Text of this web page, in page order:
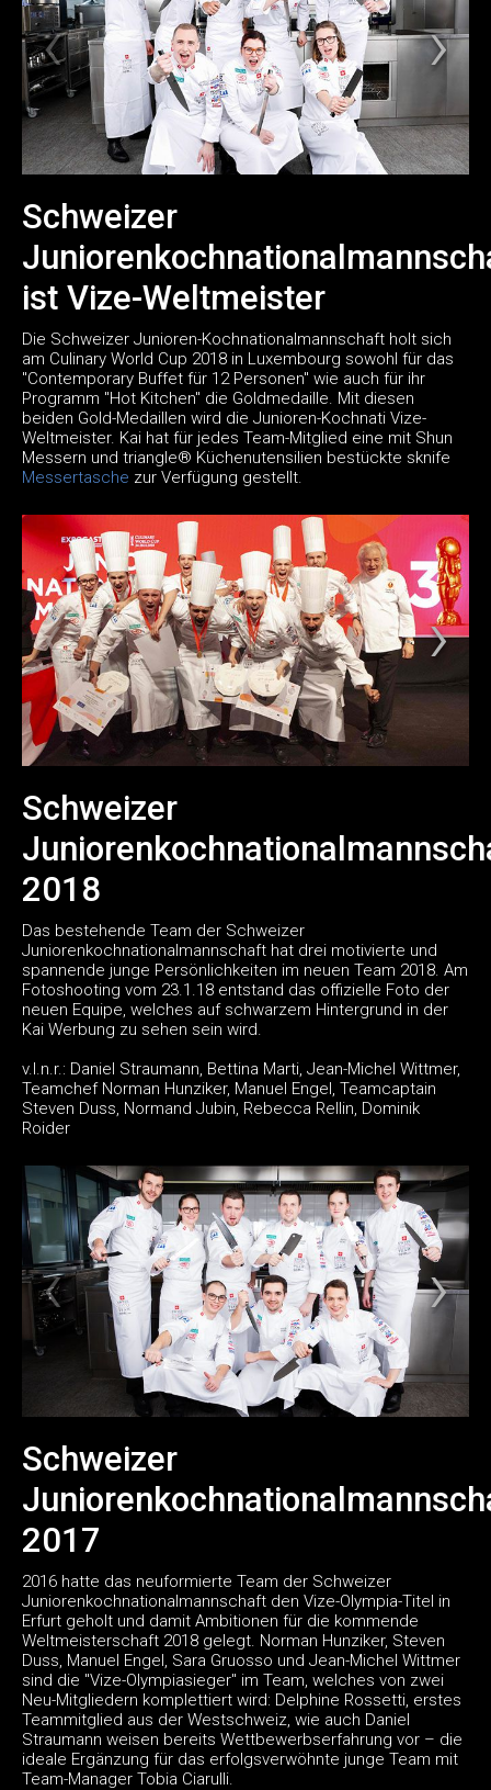
Schweizer
ist Vize-Weltmeister
Die Schweizer Junioren-Kochnationalmannschaft holt sich
am Culinary World Cup 2018 in Luxembourg sowohl für das
"Contemporary Buffet für 12 Personen" wie auch für ihr
Programm "Hot Kitchen" die Goldmedaille. Mit diesen
beiden Gold-Medaillen wird die Junioren-Kochnati Vize-
Weltmeister. Kai hat für jedes Team-Mitglied eine mit Shun
Messern und triangle® Küchenutensilien bestückte sknife
Messertasche zur Verfügung gestellt.
Schweizer
2018
Das bestehende Team der Schweizer
Juniorenkochnationalmannschaft hat drei motivierte und
spannende junge Persönlichkeiten im neuen Team 2018. Am
Fotoshooting vom 23.1.18 entstand das offizielle Foto der
neuen Equipe, welches auf schwarzem Hintergrund in der
Kai Werbung zu sehen sein wird.
v.l.n.r.: Daniel Straumann, Bettina Marti, Jean-Michel Wittmer,
Teamchef Norman Hunziker, Manuel Engel, Teamcaptain
Steven Duss, Normand Jubin, Rebecca Rellin, Dominik
Roider
Schweizer
2017
2016 hatte das neuformierte Team der Schweizer
Juniorenkochnationalmannschaft den Vize-Olympia-Titel in
Erfurt geholt und damit Ambitionen für die kommende
Weltmeisterschaft 2018 gelegt. Norman Hunziker, Steven
Duss, Manuel Engel, Sara Gruosso und Jean-Michel Wittmer
sind die "Vize-Olympiasieger" im Team, welches von zwei
Neu-Mitgliedern komplettiert wird: Delphine Rossetti, erstes
Teammitglied aus der Westschweiz, wie auch Daniel
Straumann weisen bereits Wettbewerbserfahrung vor – die
ideale Ergänzung für das erfolgsverwöhnte junge Team mit
Team-Manager Tobia Ciarulli.